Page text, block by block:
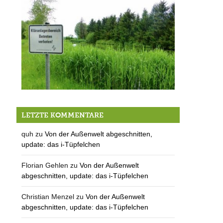
LETZTE KOMMENTARE
quh zuVon der Außenwelt abgeschnitten,
update: das i-Tüpfelchen
Florian Gehlen zuVon der Außenwelt
abgeschnitten, update: das i-Tüpfelchen
Christian Menzel zuVon der Außenwelt
abgeschnitten, update: das i-Tüpfelchen